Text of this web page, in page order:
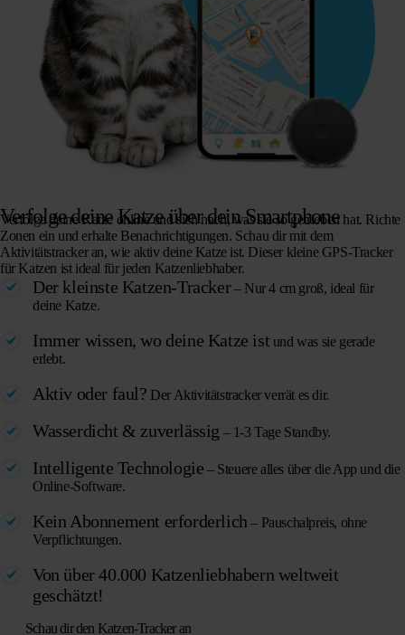
Verfolge deine Katze über dein Smartphone
Verfolge deine Katze online und sieh nach, was sie so getrieben hat. Richte
Zonen ein und erhalte Benachrichtigungen. Schau dir mit dem
Aktivitätstracker an, wie aktiv deine Katze ist. Dieser kleine GPS-Tracker
für Katzen ist ideal für jeden Katzenliebhaber.
Der kleinste Katzen-Tracker– Nur 4 cm groß, ideal für
deine Katze.
Immer wissen, wo deine Katze ist und was sie gerade
erlebt.
Aktiv oder faul? Der Aktivitätstracker verrät es dir.
Wasserdicht & zuverlässig – 1-3 Tage Standby.
Intelligente Technologie – Steuere alles über die App und die
Online-Software.
Kein Abonnement erforderlich – Pauschalpreis, ohne
Verpflichtungen.
Von über 40.000 Katzenliebhabern weltweit
geschätzt!
Schau dir den Katzen-Tracker an